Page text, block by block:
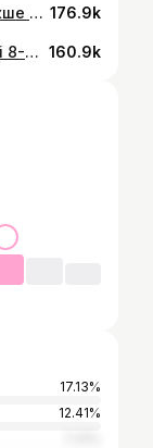
Беременяшкамызды осындай ерекше сюрпризбен қуантып қояйық дедік🥹🤰🏻 Жаңа босанатын әйелді қуантуға осындай кішігірім көңілдің өзі жеткілікті сияқты☺️ • Өз құрбыңызға намёктап жіберіңіз👇🏻 Біздің образдар @karamel_aktau ♥️ 176.9k
+1 бақыт👶🏻✨ Үйіміздің ең кенжесі 8-ші бөпетайды, және соны дүниеге алып келген апатайымызды ерекше күтіп алғымыз келді..❤️ Үйге Қош келдің кішкентай жүрекше 🥹❤️ 160.9k
17.13%
12.41%